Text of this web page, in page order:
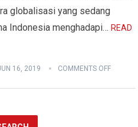
globalisasi yang sedang
Indonesia menghadapi…READ
16, 2019 COMMENTS OFF